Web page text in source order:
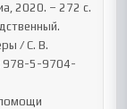
2020. – 272 с.
/ С. В.
978-5-9704-